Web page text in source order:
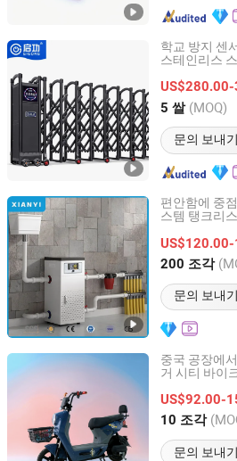
학교 방지 센
스테인리스
5 쌀 (MOQ)
문의 보내기
Guangdong Qigong Industrial
Guangdong, China 이
편안함에 중
스템 탱크리스
200 조각
문의 보내기
Cangzhou Xianyi Trading Co., Ltd.
Hebei, China 이후
중국 공장에
거 시티 바이
US$92.00-
10 조각
문의 보내기
Linyi Huanyu Jindong New Energy
Shandong, China 이후